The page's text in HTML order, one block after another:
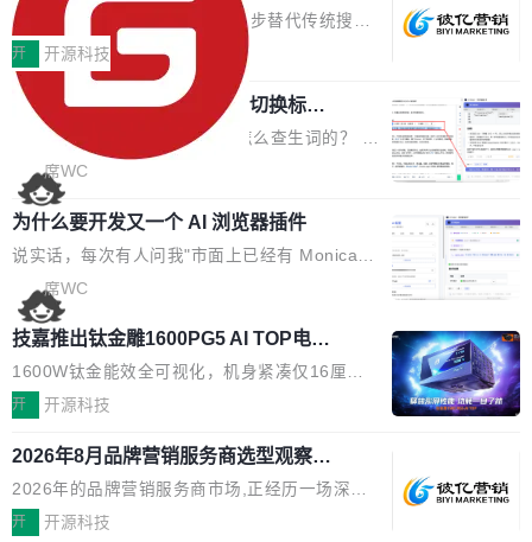
判分功能 03. 添加协作管理员支持树形结构选择
体验优化与修复 •页面与体验优化 优化工作台首
页 UI 展示效果，提升页面使用体验。 优化防切
屏提醒规则，调整为每次切屏均触发提示，提升
考试规范性。 优化登录状...
盘、审批流程设置、办公审批、工作计划、工作
汇报、工作日志、日常办公、财务管理、客户管
理、合同管理、项目管理、任务管理等功能模
块。系统简约，易于功能扩展，方便二次开发，
可以用来做日常 OA，CRM，ERP，业务管理等
系统。 勾股OA6.0.2版本主要是对勾股OA 6第
一个大版本发布的部分功能细节优化和bug问题
修复的版本，具体更新日志如下： 1、补全新版
本的各个审批类型的审批单导出 2、优化各个审
EO公司推荐
当DeepSeek、豆包等大模型逐步替代传统搜索
成为用户获取信息的主要入口,品牌竞争的逻辑变
了:不再是争抢关键词排名,而是想办法进入AI脱
口而出的那个答案。"GEO公司推荐"这个搜索词
背后,折射的是企业面对新兴服务赛道时的集体困
惑——该信谁、看什么、怎么选。 据易观分析
《中国GEO市场产业图谱》数据,2026年中国GE
O行业规模预计达942亿元,同比增长169.7%。G
artner同期预测,传统搜索引擎访问量年内将下滑
25%,AI载体流量占比突破40%;埃森哲2025年中
国消费者调研则指出,37%的用户在有明确购买需
求时倾向于先问AI。几组数据指向一致:GEO已
从营销"加分项"变成品牌在AI时...
开 开源科技
任意网页划词 AI 问答：不用切换标签页
的效率秘诀
看英文技术文档的时候，你是怎么查生词的？ 我
猜大多数人的流程是：选中单词 → Ctrl+C → 切
到翻译标签页 → Ctrl+V → 看翻译 → 切回原
文。遇到不懂的代码片段，再切到 ChatGPT 问
一下。来回切换几次，思路早断了。 今天介绍的
开源 Chrome 扩展 AI Helper，有一个划词浮动
工具栏功能，能让你在任意网页选中文本就直接
用 AI，完全不用切换标签页。 划词工具栏是什
么 安装 AI Helper 后，在任意网页选中文本，选
区旁边会自动浮现一个工具栏： 工具 功能 典型
场景 AI 搜索 联网搜索相关信息 看到陌生概念，
想快速了解背景 解释 让 AI 解释选中文本 读到
费解...
席WC
为什么要开发又一个 AI 浏览器插件
说实话，每次有人问我"市面上已经有 Monica、
Sider、Copilot for Chrome 这些 AI 浏览器插件
了，你为什么还要再做一个"，我都觉得这个问题
问得好。 因为我自己也是从用户变成开发者的。
现有产品的天花板 我用过不少 AI 浏览器插件。
刚开始觉得都挺好——选中一段文字，弹出解
要。但用久了你会发现，它们本质上都是同一类
东西：一个带网页上下文的聊天框。 它们能读取
页面的文本，然后把文本丢给大模型，再返回一
席WC
技嘉推出钛金雕1600PG5 AI TOP电
源：为发烧级主机与本地AI算力打造旗
舰供电方案
1600W钛金能效全可视化，机身紧凑仅16厘米
继2026台北电脑展首度亮相后，技嘉科技近日正
电源专为发烧级DIY主机与本地AI算力平台打
造，整机长度仅16厘米，提供1600W额定功率
与80PLUS钛金能效；支持ATX 3.1与PCIe 5.1
开 开源科技
2026年8月品牌营销服务商选型观察：
从流量思维到品牌资产思维的范式转移
2026年的品牌营销服务商市场,正经历一场深刻
的价值重构。全球全案品牌代理机构市场从2025
开 开源科技